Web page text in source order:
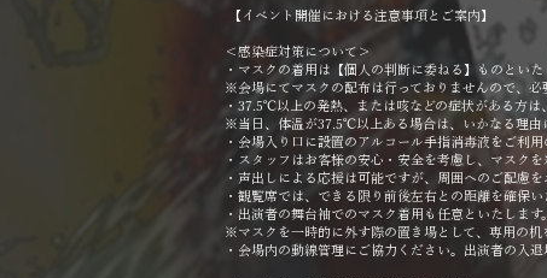
【イベント開催における注意事項とご案内】
＜感染症対策について＞
・マスクの着用は【個人の判断に委ねる】ものといた
※会場にてマスクの配布は行っておりませんので、必
・37.5℃以上の発熱、または咳などの症状がある方は
※当日、体温が37.5℃以上ある場合は、いかなる理由
・会場入り口に設置のアルコール手指消毒液をご利用
・スタッフはお客様の安心・安全を考慮し、マスク
・声出しによる応援は可能ですが、周囲へのご配慮を
・観覧席では、できる限り前後左右との距離を確保
・出演者の舞台袖でのマスク着用も任意といたします。
※マスクを一時的に外す際の置き場として、専用の机
・会場内の動線管理にご協力ください。出演者の入